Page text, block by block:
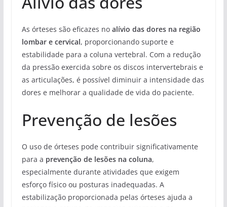
As órteses são eficazes no alívio das dores na região
lombar e cervical, proporcionando suporte e
estabilidade para a coluna vertebral. Com a redução
da pressão exercida sobre os discos intervertebrais e
as articulações, é possível diminuir a intensidade das
dores e melhorar a qualidade de vida do paciente.
Prevenção de lesões
O uso de órteses pode contribuir significativamente
para a prevenção de lesões na coluna,
especialmente durante atividades que exigem
esforço físico ou posturas inadequadas. A
estabilização proporcionada pelas órteses ajuda a